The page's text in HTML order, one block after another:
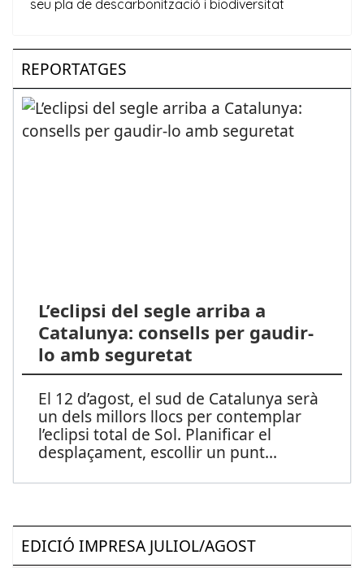
REPORTATGES
L’eclipsi del segle arriba a
Catalunya: consells per gaudir-
lo amb seguretat
El 12 d’agost, el sud de Catalunya serà
un dels millors llocs per contemplar
l’eclipsi total de Sol. Planificar el
desplaçament, escollir un punt...
EDICIÓ IMPRESA JULIOL/AGOST